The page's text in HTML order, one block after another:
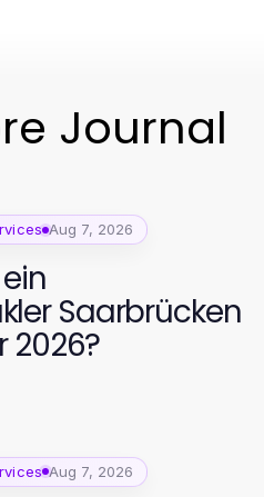
Journal
Aug 7, 2026
Saarbrücken
2026?
Aug 7, 2026